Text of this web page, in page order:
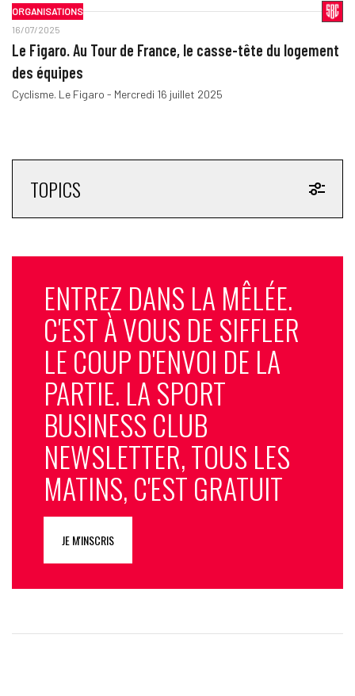
ORGANISATIONS
16/07/2025
Le Figaro. Au Tour de France, le casse-tête du logement
des équipes
Cyclisme. Le Figaro - Mercredi 16 juillet 2025
TOPICS
ENTREZ DANS LA MÊLÉE.
C'EST À VOUS DE SIFFLER
LE COUP D'ENVOI DE LA
PARTIE. LA SPORT
BUSINESS CLUB
NEWSLETTER, TOUS LES
MATINS, C'EST GRATUIT
JE M'INSCRIS